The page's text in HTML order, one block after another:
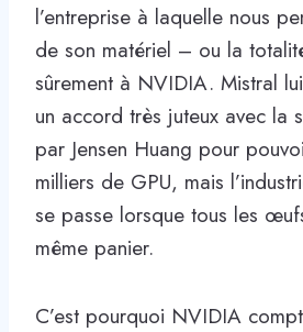
l’entreprise à laquelle nous
de son matériel – ou la
sûrement à NVIDIA. Mistral
un accord très juteux avec la
par Jensen Huang pour
milliers de GPU, mais
se passe lorsque tous les
même panier.
C’est pourquoi NVIDIA